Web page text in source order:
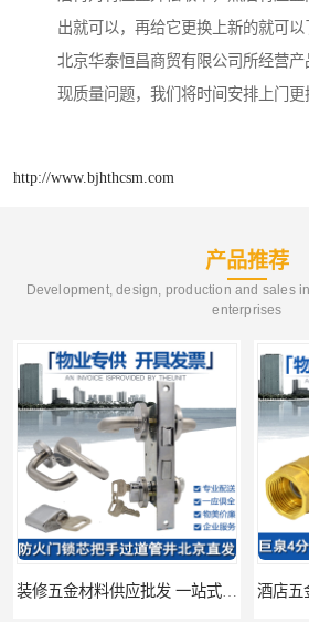
出就可以，再给它更换上新的就可以
北京华泰恒昌商贸有限公司所经营
现质量问题，我们将时间安排上门更
http://www.bjhthcsm.com
产品推荐
Development, design, production and sales
enterprises